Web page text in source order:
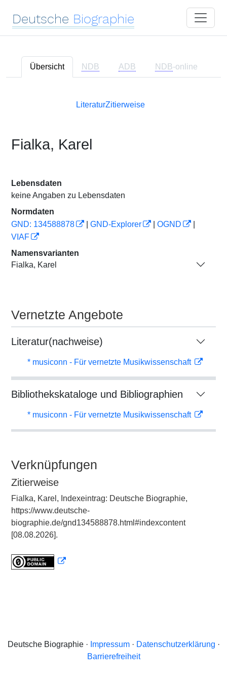
Deutsche Biographie
Übersicht NDB ADB NDB-online
LiteraturZitierweise
Fialka, Karel
Lebensdaten
keine Angaben zu Lebensdaten
Normdaten
GND: 134588878
GND-Explorer OGND
VIAF
Namensvarianten
Fialka, Karel
Vernetzte Angebote
Literatur(nachweise)
* musiconn - Für vernetzte Musikwissenschaft
Bibliothekskataloge und Bibliographien
* musiconn - Für vernetzte Musikwissenschaft
Verknüpfungen
Zitierweise
Fialka, Karel, Indexeintrag: Deutsche Biographie,
https://www.deutsche-
biographie.de/gnd134588878.html#indexcontent
[08.08.2026].
Deutsche Biographie · Impressum· Datenschutzerklärung ·
Barrierefreiheit